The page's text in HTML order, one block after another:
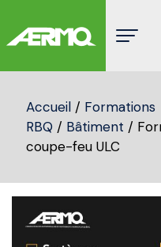
content
Accueil / Formations
RBQ / Bâtiment /
coupe-feu ULC